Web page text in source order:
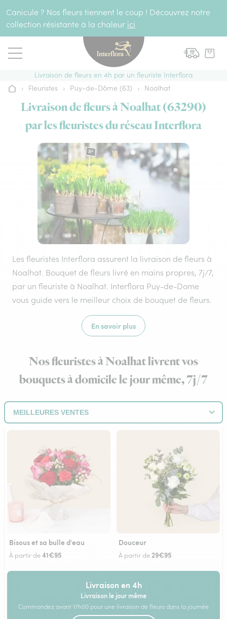
Canicule ? Nos fleurs tiennent le coup ! Découvrez notre
collection résistante à la chaleur ici
Livraison de fleurs en 4h par un fleuriste Interflora
Accueil
› Fleuristes › Puy-de-Dôme (63) › Noalhat
Livraison de fleurs à Noalhat (63290)
par les fleuristes du réseau Interflora
Les fleuristes Interflora assurent la livraison de fleurs à
Noalhat. Bouquet de fleurs livré en mains propres, 7j/7,
par un fleuriste à Noalhat. Interflora Puy-de-Dome
vous guide vers le meilleur choix de bouquet de fleurs.
En savoir plus
Nos fleuristes à Noalhat livrent vos
bouquets à domicile le jour même, 7j/7
Bisous et sa bulle d'eau
À partir de41€95
Douceur
À partir de 29€95
Livraison en 4h
Livraison le jour même
Commandez avant 17h00 pour une livraison de fleurs dans la journée